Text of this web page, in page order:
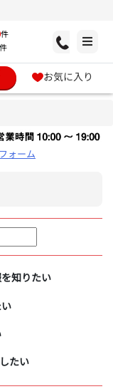
件
お気に入り
ォーム
知りたい
たい